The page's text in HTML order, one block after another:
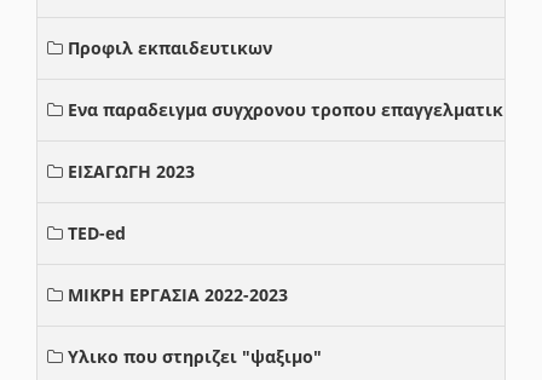
Προφιλ εκπαιδευτικων
Ενα παραδειγμα συγχρονου τροπου επαγγελματικης
ΕΙΣΑΓΩΓΗ 2023
TED-ed
ΜΙΚΡΗ ΕΡΓΑΣΙΑ 2022-2023
Υλικο που στηριζει "ψαξιμο"